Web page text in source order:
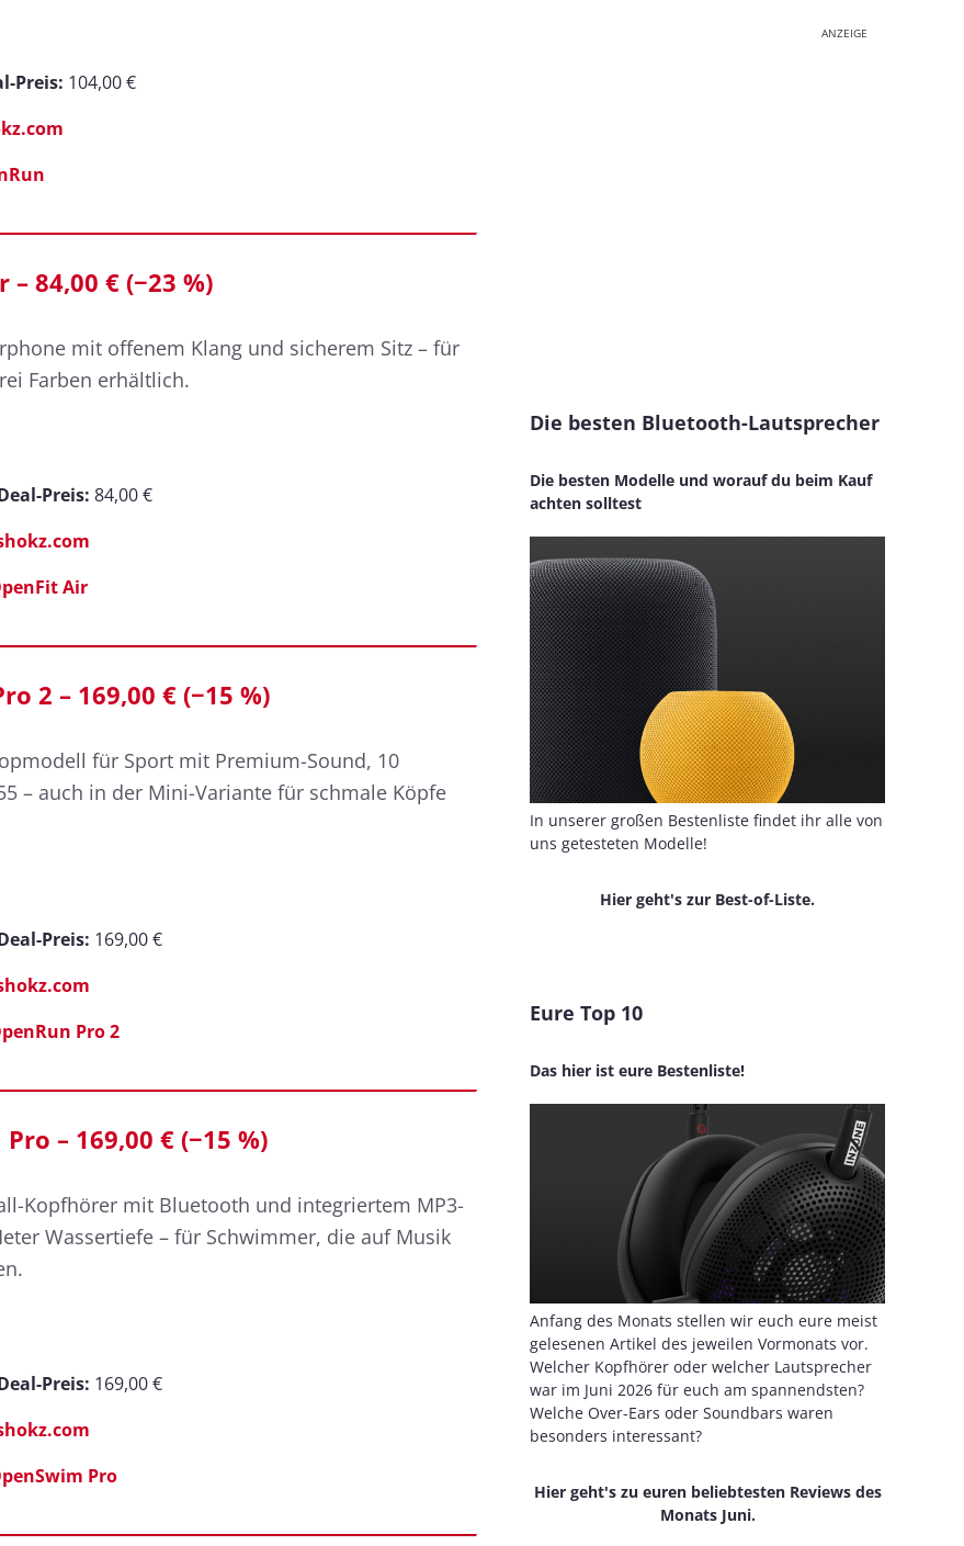
Preis: 104,00 €
84,00 € (−23 %)
mit offenem Klang und sicherem Sitz – für
Farben erhältlich.
Preis: 84,00 €
Air
2 – 169,00 € (−15 %)
für Sport mit Premium-Sound, 10
– auch in der Mini-Variante für schmale Köpfe
Preis: 169,00 €
Pro 2
– 169,00 € (−15 %)
Kopfhörer mit Bluetooth und integriertem MP3-
Wassertiefe – für Schwimmer, die auf Musik
Preis: 169,00 €
Pro
ANZEIGE
Die besten Bluetooth-Lautsprecher
Die besten Modelle und worauf du beim Kauf
achten solltest
In unserer großen Bestenliste findet ihr alle von
uns getesteten Modelle!
Hier geht's zur Best-of-Liste.
Eure Top 10
Das hier ist eure Bestenliste!
Anfang des Monats stellen wir euch eure meist
gelesenen Artikel des jeweilen Vormonats vor.
Welcher Kopfhörer oder welcher Lautsprecher
war im Juni 2026 für euch am spannendsten?
Welche Over-Ears oder Soundbars waren
besonders interessant?
Hier geht's zu euren beliebtesten Reviews des
Monats Juni.